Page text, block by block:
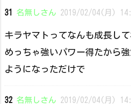
31 名無しさん 2019/02/04(月)
キラヤマトってなんも成長し
めっちゃ強いパワー得たから
ようになっただけで
32 名無しさん 2019/02/04(月)